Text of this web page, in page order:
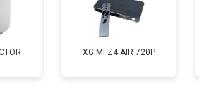
от 70 мин
XGIMI Z4 AIR 720P